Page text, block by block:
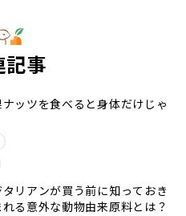
記事
ッツを食べると身体だけじゃ
リアンが買う前に知っておき
る意外な動物由来原料とは？